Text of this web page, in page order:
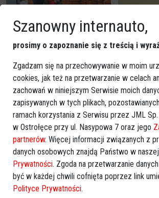
Wizja lokalna w szkole w
nożownika Alberta G. [WIDEO,
TOP 10
czytaliście
Szkoła po ataku nożownika.
"To był incydent" - zapewnia
dyrektor placówki w Kadzidle
Uwaga
w szkole w
się tego
Szanowny internauto,
prosimy o zapoznanie się z treścią i
Zgadzam się na przechowywanie w moim
cookies, jak też na przetwarzanie w celach
zachowań w niniejszym Serwisie moich
zapisywanych w tych plikach,
ramach korzystania z Serwisu przez JML
w Ostrołęce przy ul. Nasypowa 7 oraz jego
partnerów. Więcej informacji związanych z
danych osobowych znajdą Państwo w naszej
Prywatności. Zgoda na przetwarzanie
być w każdej chwili cofnięta poprzez link
Polityce Prywatności.